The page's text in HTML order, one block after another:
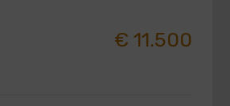
€ 11.500